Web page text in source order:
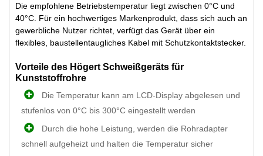
Die empfohlene Betriebstemperatur liegt zwischen 0°C und
40°C. Für ein hochwertiges Markenprodukt, dass sich auch an
gewerbliche Nutzer richtet, verfügt das Gerät über ein
flexibles, baustellentaugliches Kabel mit Schutzkontaktstecker.
Vorteile des Högert Schweißgeräts für
Kunststoffrohre
Die Temperatur kann am LCD-Display abgelesen und
stufenlos von 0°C bis 300°C eingestellt werden
Durch die hohe Leistung, werden die Rohradapter
schnell aufgeheizt und halten die Temperatur sicher